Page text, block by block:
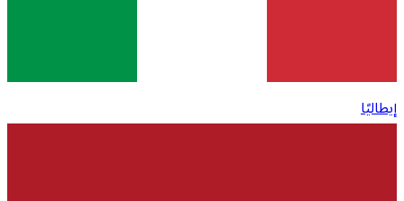
إيطاليًا